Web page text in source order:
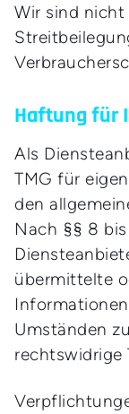
Wir sind
Haftung für
Als
TMG für
den
Nach §§ 8
übermittelte
Umständen
rechtswidrige